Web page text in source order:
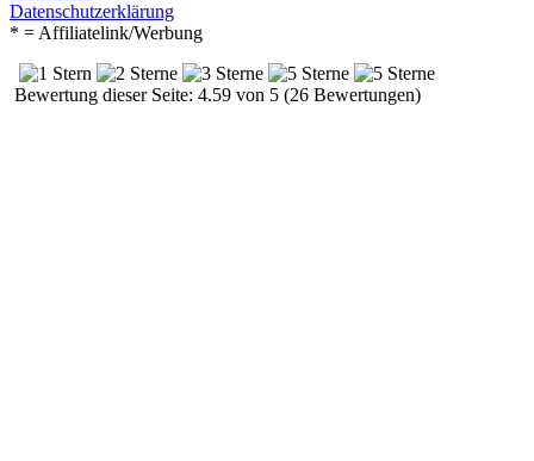
Datenschutzerklärung
* = Affiliatelink/Werbung
Bewertung dieser Seite: 4.59 von 5 (26 Bewertungen)